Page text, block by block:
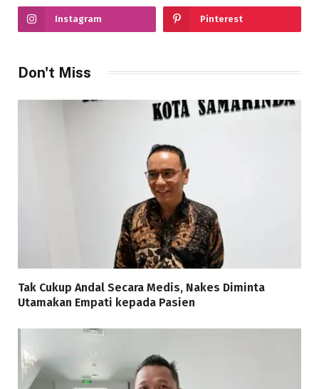
Instagram Pinterest
Don't Miss
Tak Cukup Andal Secara Medis, Nakes Diminta
Utamakan Empati kepada Pasien